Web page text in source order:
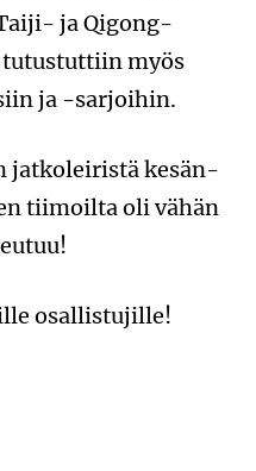
ja Qigong-
myös
ja -sarjoihin.
jatkoleiristä kesän-
tiimoilta oli vähän
osallistujille!